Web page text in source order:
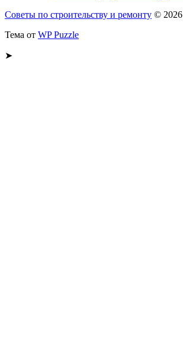
Советы по строительству и ремонту © 2026
Тема от WP Puzzle
➤